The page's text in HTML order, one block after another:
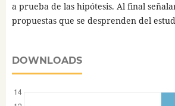
a prueba de las hipótesis. Al final
propuestas que se desprenden del
DOWNLOADS